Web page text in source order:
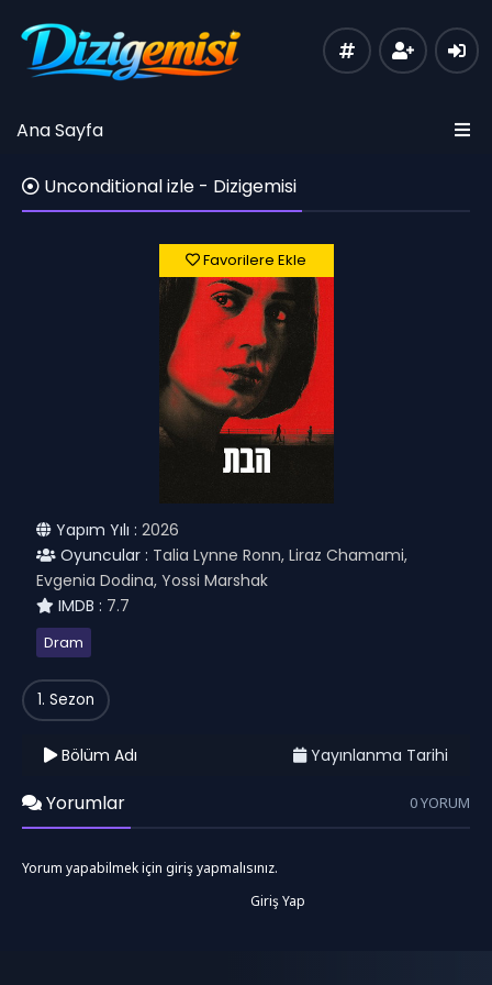
Ana Sayfa
Unconditional izle - Dizigemisi
Favorilere Ekle
Yapım Yılı : 2026
Oyuncular : Talia Lynne Ronn, Liraz Chamami,
Evgenia Dodina, Yossi Marshak
IMDB : 7.7
Dram
1. Sezon
Bölüm Adı Yayınlanma Tarihi
Yorumlar 0 YORUM
Yorum yapabilmek için giriş yapmalısınız.
Giriş Yap